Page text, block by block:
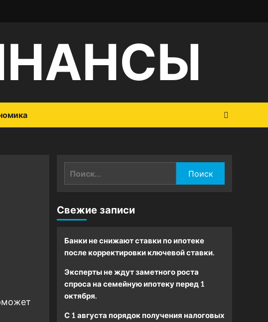
Свежие записи
Банки не снижают ставки по ипотеке
после корректировки ключевой ставки.
Эксперты не ждут заметного роста
спроса на семейную ипотеку перед 1
октября.
С 1 августа порядок получения налоговых